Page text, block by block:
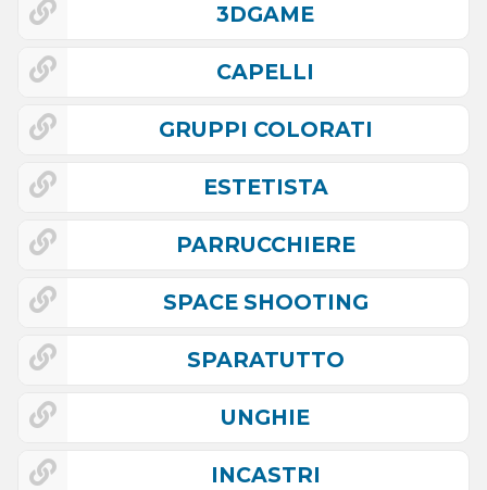
3DGAME
CAPELLI
GRUPPI COLORATI
ESTETISTA
PARRUCCHIERE
SPACE SHOOTING
SPARATUTTO
UNGHIE
INCASTRI